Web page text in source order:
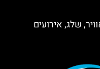
שלג, אירועים